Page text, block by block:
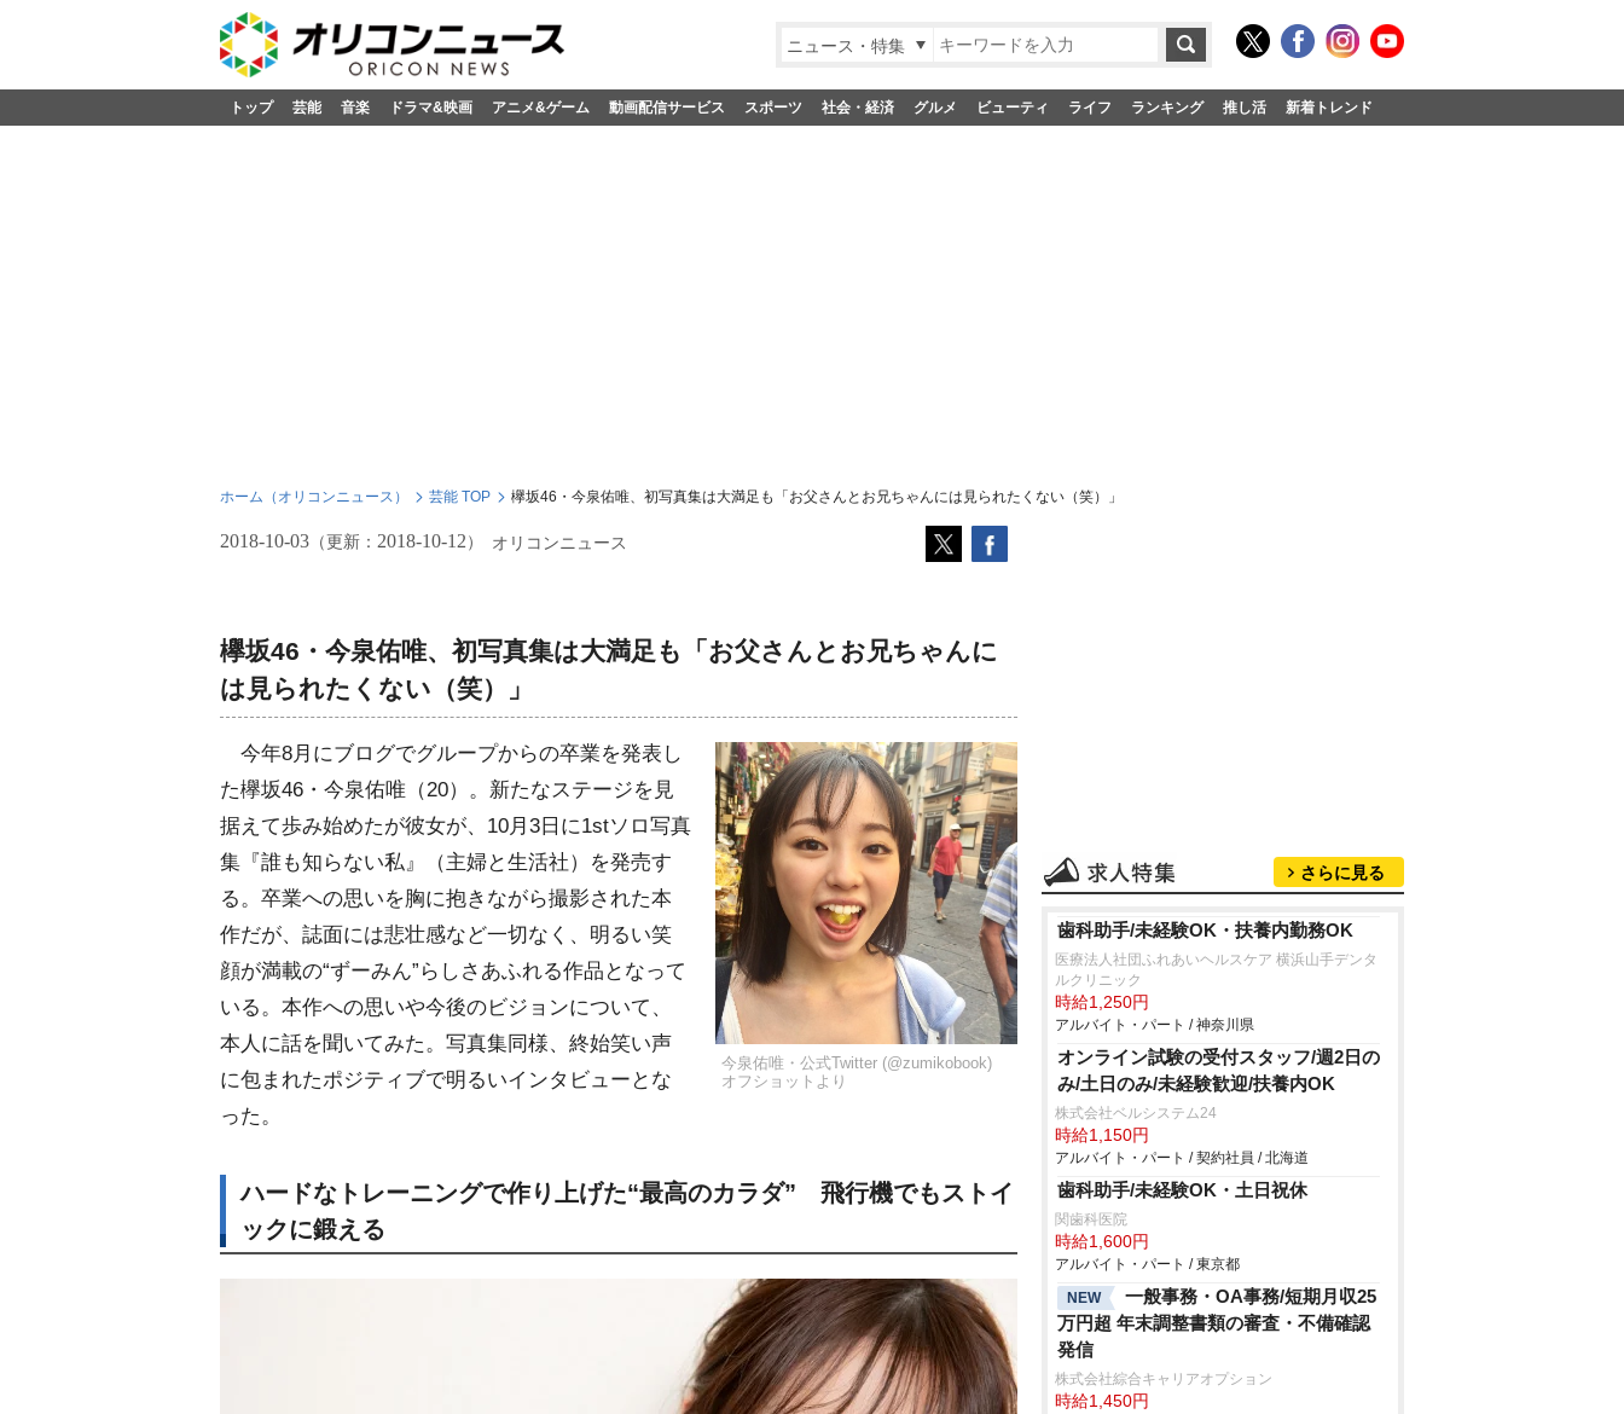
ニュース・特集
トップ 芸能 音楽 ドラマ&映画 アニメ&ゲーム 動画配信サービス スポーツ 社会・経済 グルメ ビューティ ライフ ランキング 推し活 新着トレンド
ホーム（オリコンニュース） 芸能 TOP 欅坂46・今泉佑唯、初写真集は大満足も「お父さんとお兄ちゃんには見られたくない（笑）」
2018-10-03 （更新： 2018-10-12 ） オリコンニュース
欅坂46・今泉佑唯、初写真集は大満足も「お父さんとお兄ちゃんに
は見られたくない（笑）」
今泉佑唯・公式Twitter (@zumikobook)
オフショットより
今年8月にブログでグループからの卒業を発表し
た欅坂46・今泉佑唯（20）。新たなステージを見
据えて歩み始めたが彼女が、10月3日に1stソロ写真
集『誰も知らない私』（主婦と生活社）を発売す
る。卒業への思いを胸に抱きながら撮影された本
作だが、誌面には悲壮感など一切なく、明るい笑
顔が満載の“ずーみん”らしさあふれる作品となって
いる。本作への思いや今後のビジョンについて、
本人に話を聞いてみた。写真集同様、終始笑い声
に包まれたポジティブで明るいインタビューとな
った。
ハードなトレーニングで作り上げた“最高のカラダ” 飛行機でもストイ
ックに鍛える
さらに見る
歯科助手/未経験OK・扶養内勤務OK
医療法人社団ふれあいヘルスケア 横浜山手デンタ
ルクリニック
時給1,250円
アルバイト・パート / 神奈川県
オンライン試験の受付スタッフ/週2日の
み/土日のみ/未経験歓迎/扶養内OK
株式会社ベルシステム24
時給1,150円
アルバイト・パート / 契約社員 / 北海道
歯科助手/未経験OK・土日祝休
関歯科医院
時給1,600円
アルバイト・パート / 東京都
NEW
一般事務・OA事務/短期月収25
万円超 年末調整書類の審査・不備確認
発信
株式会社綜合キャリアオプション
時給1,450円